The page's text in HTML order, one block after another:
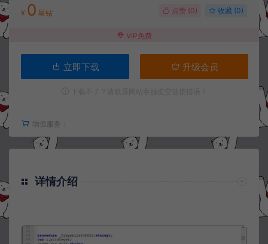
¥ 0 星钻 点赞 (0) 收藏 (0)
VIP免费
立即下载 升级会员
增值服务：
详情介绍